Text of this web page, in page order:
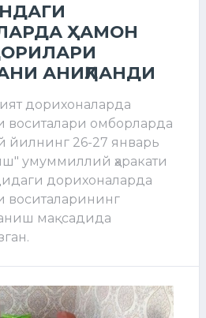
ҲАМОН
АНИҚЛАНДИ
дорихоналарда
воситалари омборларда
йилнинг 26-27 январь
умуммиллий ҳаракати
дорихоналарда
воситаларининг
мақсадида